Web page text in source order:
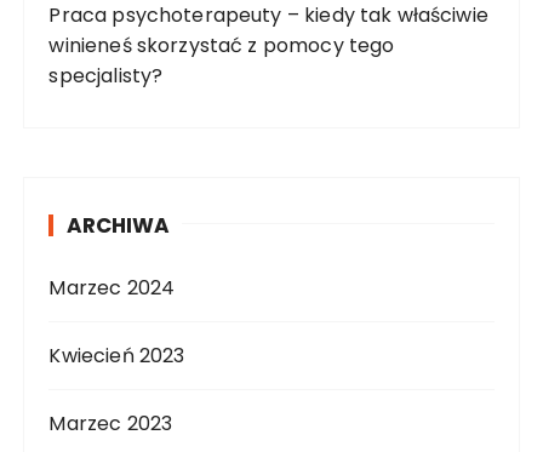
Praca psychoterapeuty – kiedy tak właściwie
winieneś skorzystać z pomocy tego
specjalisty?
ARCHIWA
Marzec 2024
Kwiecień 2023
Marzec 2023